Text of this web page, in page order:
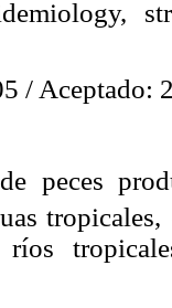
/ Aceptado:
peces